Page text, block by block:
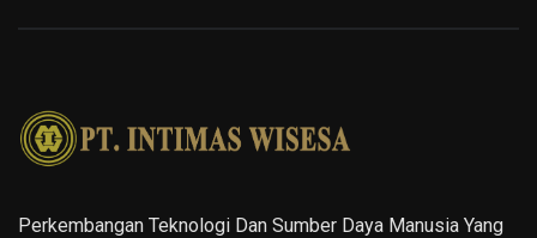
Perkembangan Teknologi Dan Sumber Daya Manusia Yang